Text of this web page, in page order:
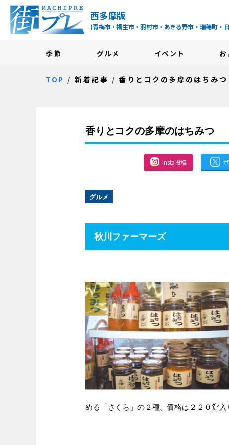
街プレ -東京・西多摩
西多摩版
(青梅市・福生市・羽村市・あきる野市・瑞穂町・
季節 グルメ イベント
TOP 新着記事 香りとコクの多摩のはちみつ
香りとコクの多摩のはちみつ
Insta投稿
グルメ
秋川ファーマーズ
める「さくら」の２種。価格は２２０㌘